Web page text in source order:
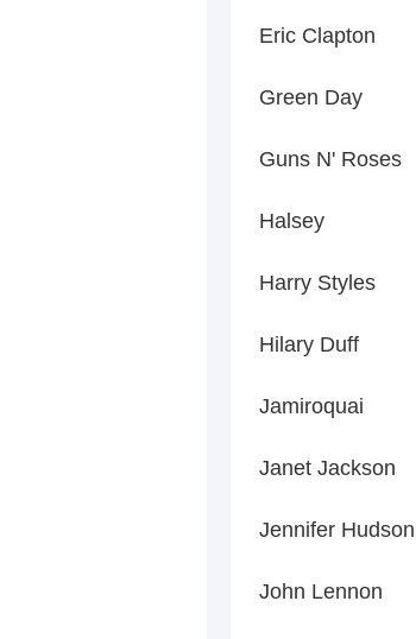
Eric Clapton
Green Day
Guns N' Roses
Halsey
Harry Styles
Hilary Duff
Jamiroquai
Janet Jackson
Jennifer Hudson
John Lennon